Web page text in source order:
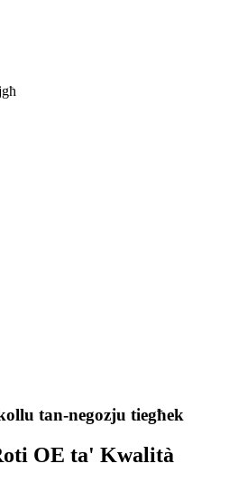
tan-negozju tiegħek
OE ta' Kwalità